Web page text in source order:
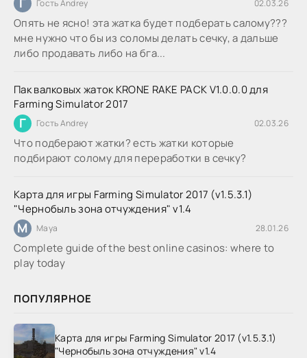
Гость Andrey 02.03.26
Опять не ясно! эта жатка будет подберать салому???
мне нужно что бы из соломы делать сечку, а дальше
либо продавать либо на бга...
Пак валковых жаток KRONE RAKE PACK V1.0.0.0 для
Farming Simulator 2017
Г Гость Andrey 02.03.26
Что подберают жатки? есть жатки которые
подбирают солому для переработки в сечку?
Карта для игры Farming Simulator 2017 (v1.5.3.1)
"Чернобыль зона отчуждения" v1.4
M Maya 28.01.26
Complete guide of the best online casinos: where to
play today
ПОПУЛЯРНОЕ
Карта для игры Farming Simulator 2017 (v1.5.3.1)
"Чернобыль зона отчуждения" v1.4